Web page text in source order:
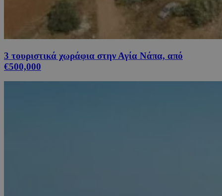
3 τουριστικά χωράφια στην Αγία Νάπα, από
€500,000